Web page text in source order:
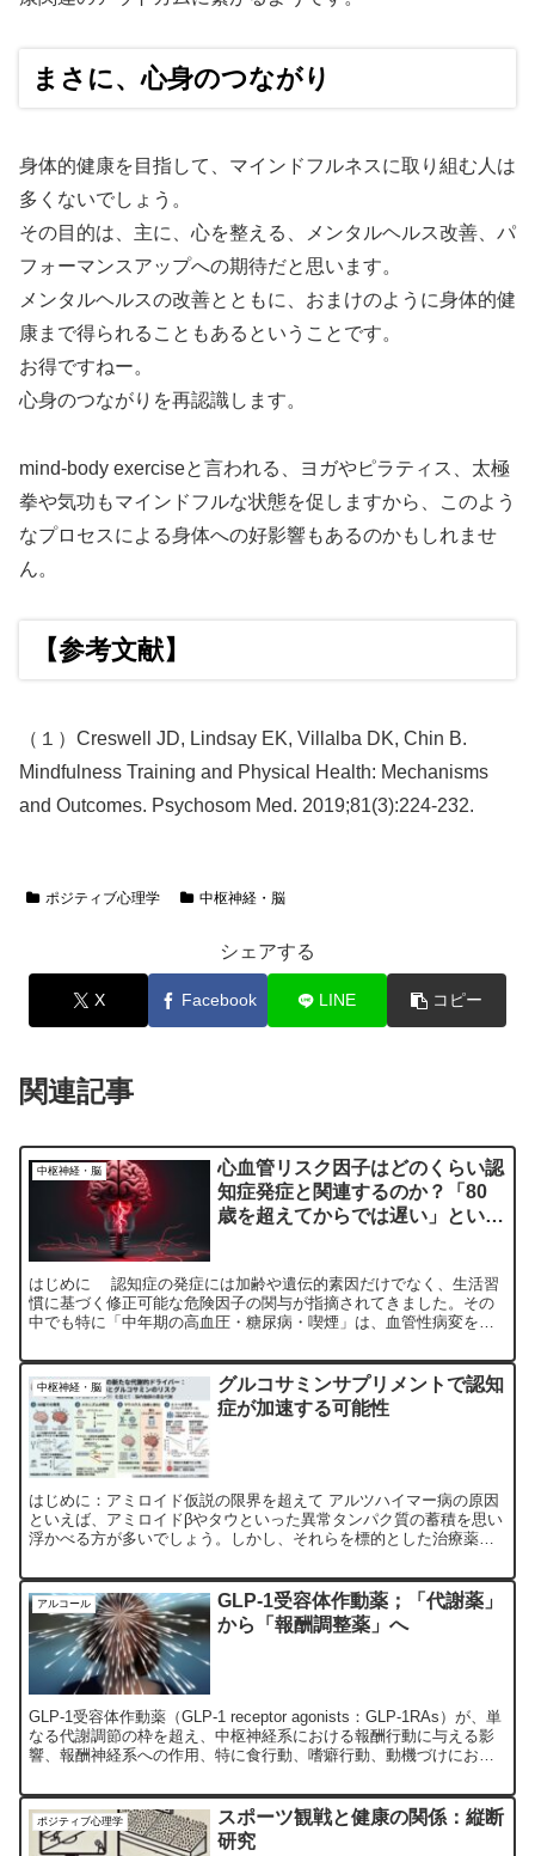
まさに、心身のつながり
身体的健康を目指して、マインドフルネスに取り組む人は
多くないでしょう。
その目的は、主に、心を整える、メンタルヘルス改善、パ
フォーマンスアップへの期待だと思います。
メンタルヘルスの改善とともに、おまけのように身体的健
康まで得られることもあるということです。
お得ですねー。
心身のつながりを再認識します。
mind-body exerciseと言われる、ヨガやピラティス、太極
拳や気功もマインドフルな状態を促しますから、このよう
なプロセスによる身体への好影響もあるのかもしれませ
ん。
【参考文献】
（１）Creswell JD, Lindsay EK, Villalba DK, Chin B.
Mindfulness Training and Physical Health: Mechanisms
and Outcomes. Psychosom Med. 2019;81(3):224-232.
ポジティブ心理学 中枢神経・脳
シェアする
X Facebook LINE コピー
関連記事
中枢神経・脳
心血管リスク因子はどのくらい認
知症発症と関連するのか？「80
歳を超えてからでは遅い」という
はじめに 認知症の発症には加齢や遺伝的素因だけでなく、生活習
慣に基づく修正可能な危険因子の関与が指摘されてきました。その
中でも特に「中年期の高血圧・糖尿病・喫煙」は、血管性病変を介
中枢神経・脳
グルコサミンサプリメントで認知
症が加速する可能性
はじめに：アミロイド仮説の限界を超えて アルツハイマー病の原因
といえば、アミロイドβやタウといった異常タンパク質の蓄積を思い
浮かべる方が多いでしょう。しかし、それらを標的とした治療薬が
アルコール
GLP-1受容体作動薬；「代謝薬」
から「報酬調整薬」へ
GLP-1受容体作動薬（GLP-1 receptor agonists：GLP-1RAs）が、単
なる代謝調節の枠を超え、中枢神経系における報酬行動に与える影
響、報酬神経系への作用、特に食行動、嗜癖行動、動機づけにおけ
ポジティブ心理学
スポーツ観戦と健康の関係：縦断
研究